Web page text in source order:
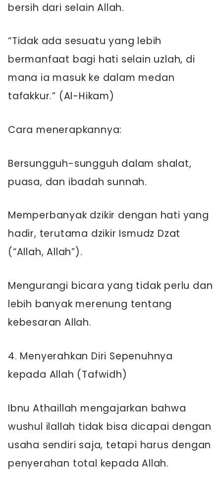
bersih dari selain Allah.
“Tidak ada sesuatu yang lebih
bermanfaat bagi hati selain uzlah, di
mana ia masuk ke dalam medan
tafakkur.” (Al-Hikam)
Cara menerapkannya:
Bersungguh-sungguh dalam shalat,
puasa, dan ibadah sunnah.
Memperbanyak dzikir dengan hati yang
hadir, terutama dzikir Ismudz Dzat
(“Allah, Allah”).
Mengurangi bicara yang tidak perlu dan
lebih banyak merenung tentang
kebesaran Allah.
4. Menyerahkan Diri Sepenuhnya
kepada Allah (Tafwidh)
Ibnu Athaillah mengajarkan bahwa
wushul ilallah tidak bisa dicapai dengan
usaha sendiri saja, tetapi harus dengan
penyerahan total kepada Allah.